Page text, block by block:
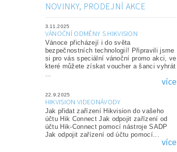
NOVINKY, PRODEJNÍ AKCE
3.11.2025
VÁNOČNÍ ODMĚNY S HIKVISION
Vánoce přicházejí i do světa
bezpečnostních technologií! Připravili jsme
si pro vás speciální vánoční promo akci, ve
které můžete získat voucher a šanci vyhrát
...
více
22.9.2025
HIKVISION VIDEONÁVODY
Jak přidat zařízení Hikvision do vašeho
účtu Hik Connect Jak odpojit zařízení od
účtu Hik-Connect pomocí nástroje SADP
Jak odpojit zařízení od účtu pomocí...
více